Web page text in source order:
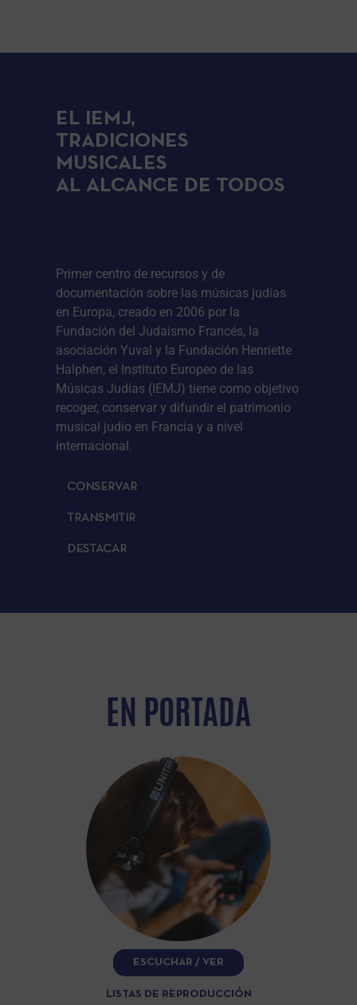
EL IEMJ,
TRADICIONES
MUSICALES
AL ALCANCE DE TODOS
Primer centro de recursos y de
documentación sobre las músicas judías
en Europa, creado en 2006 por la
Fundación del Judaísmo Francés, la
asociación Yuval y la Fundación Henriette
Halphen, el Instituto Europeo de las
Músicas Judías (IEMJ) tiene como objetivo
recoger, conservar y difundir el patrimonio
musical judío en Francia y a nivel
internacional.
CONSERVAR
TRANSMITIR
DESTACAR
EN PORTADA
ESCUCHAR / VER
LISTAS DE REPRODUCCIÓN